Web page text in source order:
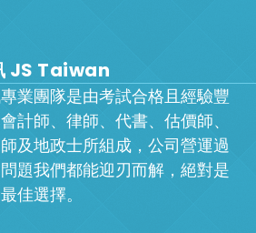
JS Taiwan
業團隊是由考試合格且經驗豐
計師、律師、代書、估價師、
及地政士所組成，公司營運過
題我們都能迎刃而解，絕對是
佳選擇。